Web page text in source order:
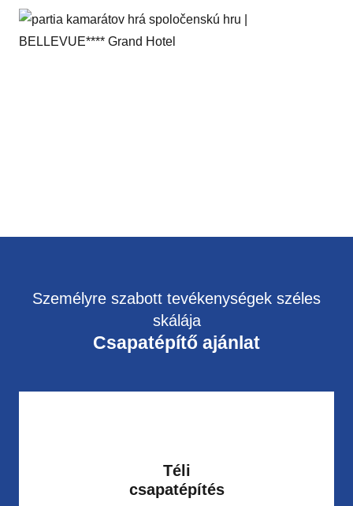
Személyre szabott tevékenységek széles
skálája
Csapatépítő ajánlat
Téli
csapatépítés